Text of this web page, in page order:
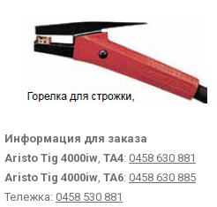
Информация для заказа
Aristo Tig 4000iw ТА4: 0458 630 881
Aristo Tig 4000iw ТА6: 0458 630 885
Тележка: 0458 530 881